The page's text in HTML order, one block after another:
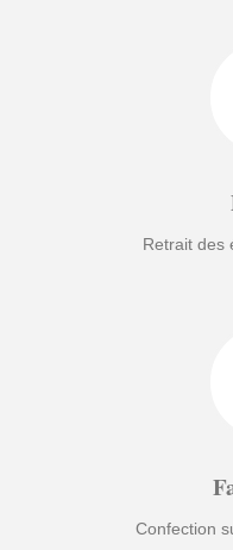
Retrait des
Confection